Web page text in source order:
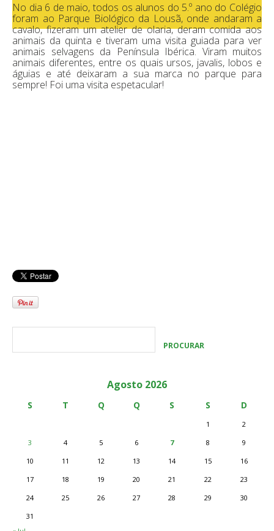
No dia 6 de maio, todos os alunos do 5.º ano do Colégio
foram ao Parque Biológico da Lousã, onde andaram a
cavalo, fizeram um atelier de olaria, deram comida aos
animais da quinta e tiveram uma visita guiada para ver
animais selvagens da Península Ibérica. Viram muitos
animais diferentes, entre os quais ursos, javalis, lobos e
águias e até deixaram a sua marca no parque para
sempre! Foi uma visita espetacular!
Agosto 2026
S T Q Q S S D
1
2
3
4 5 6 7 8
9
10
11 12 13 14 15
16
17
18 19 20 21 22
23
24
25 26 27 28 29
30
31